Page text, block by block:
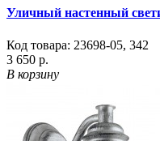
Уличный настенный
Код товара: 23698-05, 342
3 650 р.
В корзину